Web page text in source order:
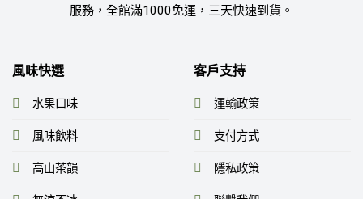
服務，全館滿1000免運，三天快速到貨。
風味快選
水果口味
風味飲料
高山茶韻
客戶支持
運輸政策
支付方式
隱私政策